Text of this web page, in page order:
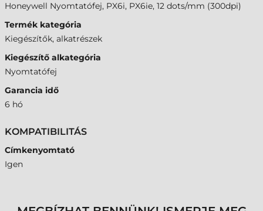
Honeywell Nyomtatófej, PX6i, PX6ie, 12 dots/mm (300dpi)
Termék kategória
Kiegészítők, alkatrészek
Kiegészítő alkategória
Nyomtatófej
Garancia idő
6 hó
KOMPATIBILITÁS
Címkenyomtató
Igen